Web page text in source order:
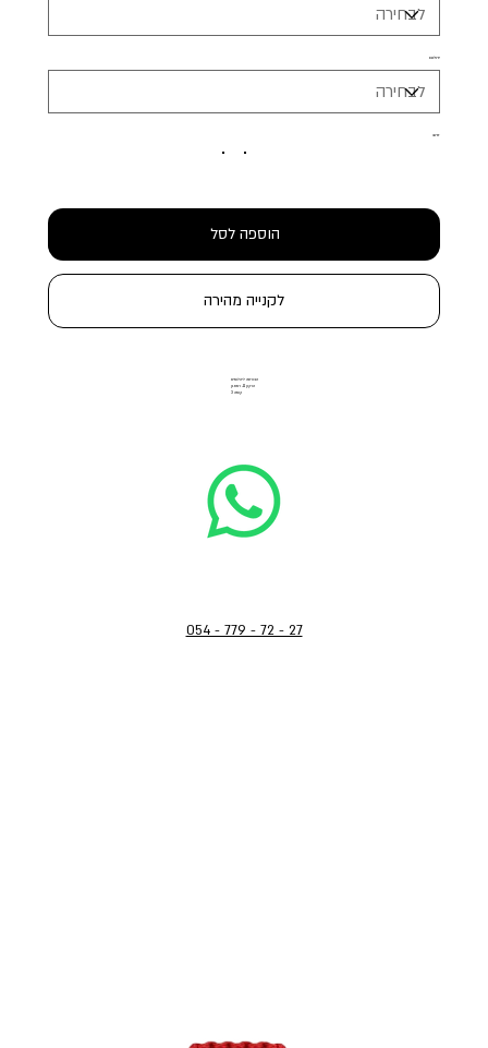
הבורסה ליהלומים
הרקון 11, רמת גן
קומה 3
054 - 779 - 72 - 27
יהלום
זהב
הוספה לסל
לקנייה מהירה